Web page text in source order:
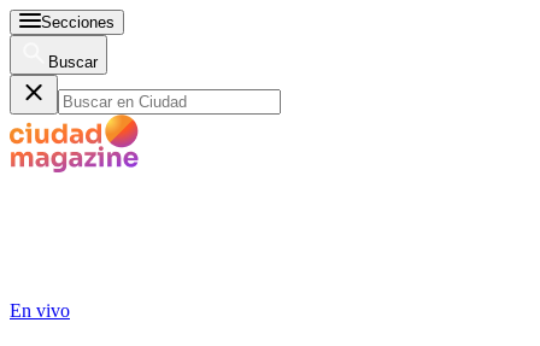
Secciones
Buscar
En vivo